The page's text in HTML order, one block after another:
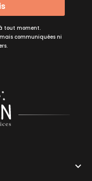
tout moment.
communiquées ni
